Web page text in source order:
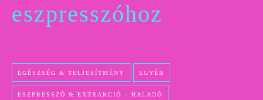
eszpresszóhoz
EGÉSZSÉG & TELJESÍTMÉNY EGYÉB
ESZPRESSZÓ & EXTRAKCIÓ – HALADÓ